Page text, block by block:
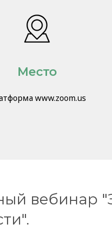
Место
www.zoom.us
вебинар